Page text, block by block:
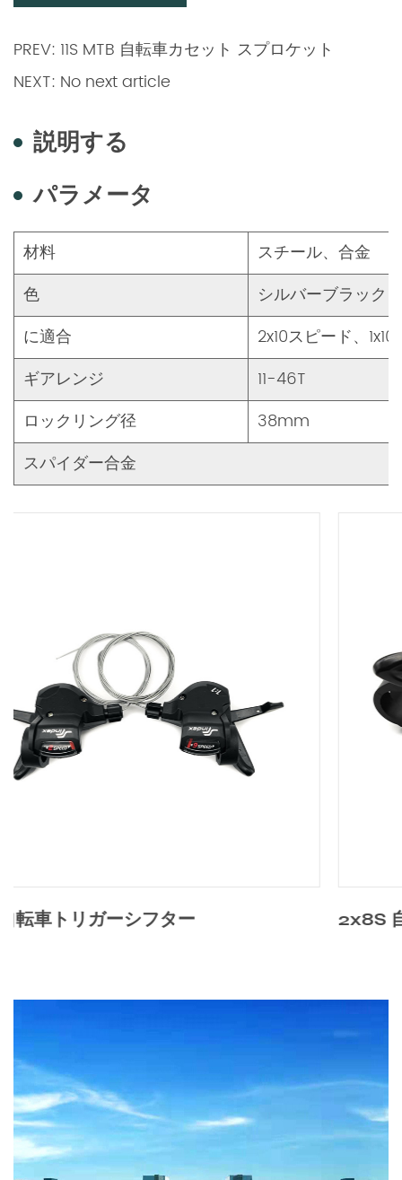
PREV: 11S MTB 自転車カセット スプロケット
NEXT: No next article
説明する
パラメータ
材料
スチール、合金
色
シルバーブラック
に適合
2x10スピード、
ギアレンジ
11-46T
ロックリング径
38mm
スパイダー合金
2x8S 自転車トリガーシフター